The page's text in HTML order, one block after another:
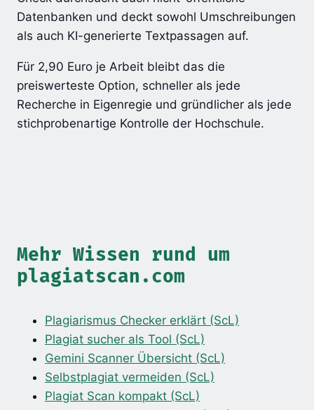
Datenbanken und deckt sowohl Umschreibungen
als auch KI-generierte Textpassagen auf.
Für 2,90 Euro je Arbeit bleibt das die
preiswerteste Option, schneller als jede
Recherche in Eigenregie und gründlicher als jede
stichprobenartige Kontrolle der Hochschule.
Mehr Wissen rund um
plagiatscan.com
Plagiarismus Checker erklärt (ScL)
Plagiat sucher als Tool (ScL)
Gemini Scanner Übersicht (ScL)
Selbstplagiat vermeiden (ScL)
Plagiat Scan kompakt (ScL)